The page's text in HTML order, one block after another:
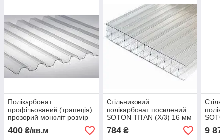
Полікарбонат
профільований (трапеція)
прозорий моноліт розмір
1.04х2м TOPLIGHT
GRECA 0,5мм
400 ₴/кв.м
Стільниковий
полікарбонат посилений
SOTON TITAN (X/3) 16 мм
2100*6000 мм прозорий
(м2)
784₴ 9